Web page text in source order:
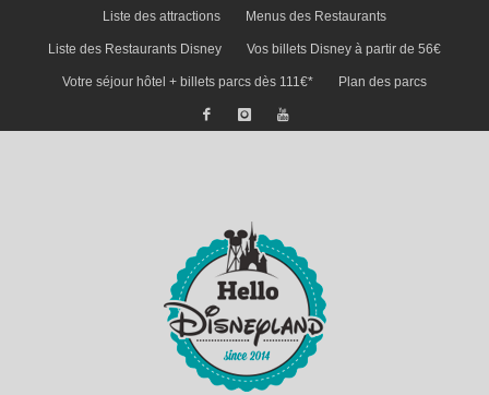
Liste des attractions Menus des Restaurants
Liste des Restaurants Disney Vos billets Disney à partir de 56€
Votre séjour hôtel + billets parcs dès 111€* Plan des parcs